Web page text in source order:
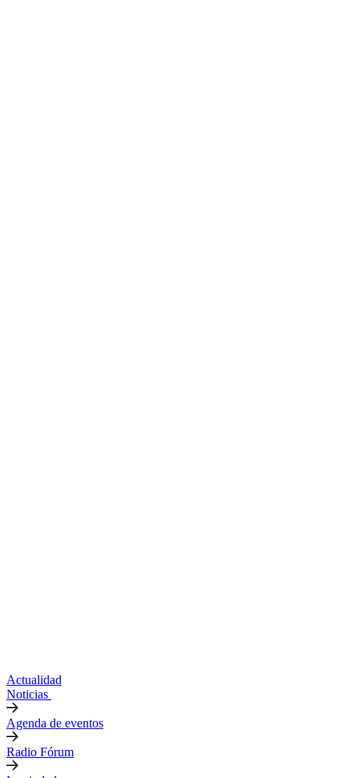
Actualidad
Noticias
Agenda de eventos
Radio Fórum